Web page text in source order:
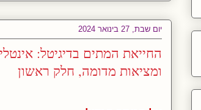
יום שבת, 27 בינואר 2024
החייאת המתים בדיגיטל:
ומציאות מדומה, חלק ראשון